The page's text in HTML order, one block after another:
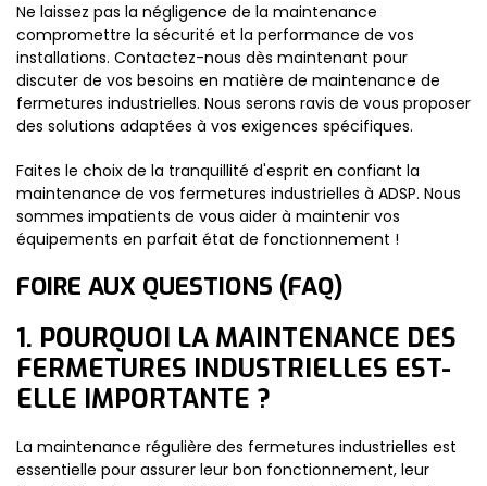
Ne laissez pas la négligence de la maintenance
compromettre la sécurité et la performance de vos
installations. Contactez-nous dès maintenant pour
discuter de vos besoins en matière de maintenance de
fermetures industrielles. Nous serons ravis de vous proposer
des solutions adaptées à vos exigences spécifiques.
Faites le choix de la tranquillité d'esprit en confiant la
maintenance de vos fermetures industrielles à ADSP. Nous
sommes impatients de vous aider à maintenir vos
équipements en parfait état de fonctionnement !
FOIRE AUX QUESTIONS (FAQ)
1. POURQUOI LA MAINTENANCE DES
FERMETURES INDUSTRIELLES EST-
ELLE IMPORTANTE ?
La maintenance régulière des fermetures industrielles est
essentielle pour assurer leur bon fonctionnement, leur